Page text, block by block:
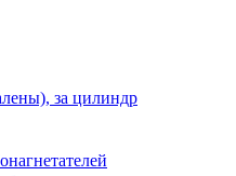
за цилиндр